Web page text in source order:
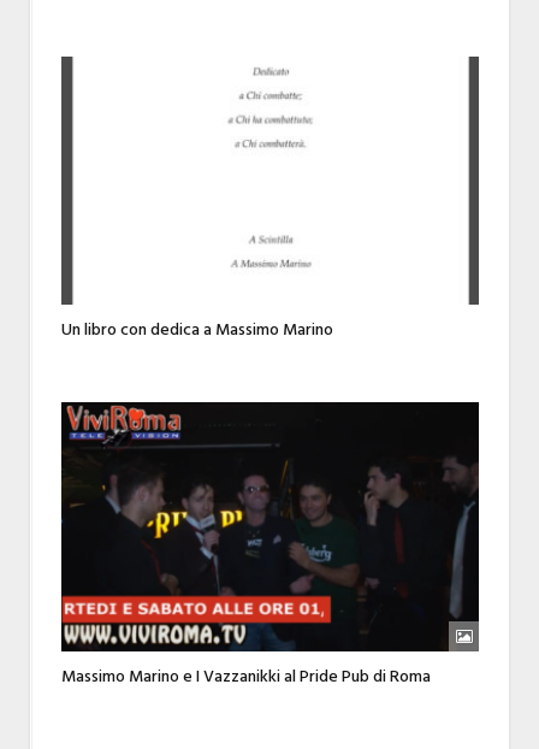
Un libro con dedica a Massimo Marino
Massimo Marino e I Vazzanikki al Pride Pub di Roma